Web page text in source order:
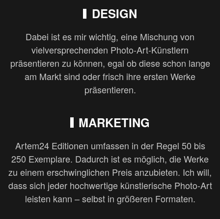
DESIGN
Dabei ist es mir wichtig, eine Mischung von
vielversprechenden Photo-Art-Künstlern
präsentieren zu können, egal ob diese schon lange
am Markt sind oder frisch ihre ersten Werke
präsentieren.
MARKETING
Artem24 Editionen umfassen in der Regel 50 bis
250 Exemplare. Dadurch ist es möglich, die Werke
zu einem erschwinglichen Preis anzubieten. Ich will,
dass sich jeder hochwertige künstlerische Photo-Art
leisten kann – selbst in größeren Formaten.